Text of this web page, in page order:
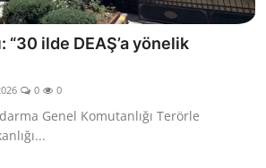
“30 ilde DEAŞ’a yönelik
0 0
Genel Komutanlığı Terörle